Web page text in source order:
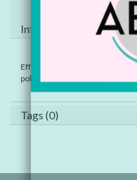
Informatie
Effen kleuren: 100%
polyester en 50% gerecycled
Tags (0)